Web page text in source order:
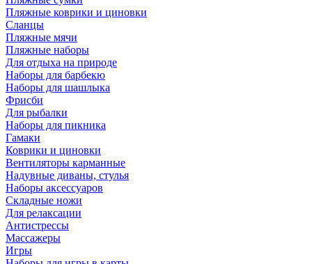
Пляжные коврики и циновки
Сланцы
Пляжные мячи
Пляжные наборы
Для отдыха на природе
Наборы для барбекю
Наборы для шашлыка
Фрисби
Для рыбалки
Наборы для пикника
Гамаки
Коврики и циновки
Вентиляторы карманные
Надувные диваны, стулья
Наборы аксессуаров
Складные ножи
Для релаксации
Антистрессы
Массажеры
Игры